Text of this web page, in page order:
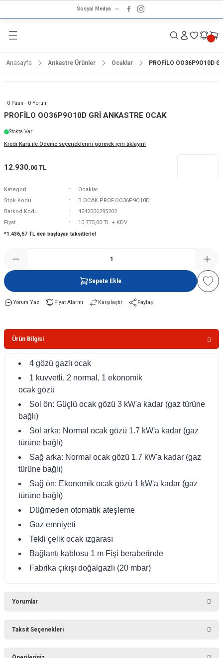
Sosyal Medya
Geri Dön
Geri Dön
Geri Dön
Ürünleri
Geri Dön
& Ses Sistemleri
Geri Dön
Geri Dön
Geri Dön
Anasayfa Ankastre Ürünler Ocaklar PROFİLO OO36P9O10D
0 Puan - 0 Yorum
PROFİLO OO36P9O10D GRİ ANKASTRE OCAK
Stokta Var
Kredi Kartı ile Ödeme seçeneklerini görmek için tıklayın!
12.930,00 TL
Kategori
Ocaklar
Stok Kodu
B.OCAK.PROF.OO36P9O10D
Barkod Kodu
4242006295202
Fiyat
10.775,00 TL + KDV
*1.436,67 TL den başlayan taksitlerle!
Sepete Ekle
Yorum Yaz Fiyat Alarmı Karşılaştır Paylaş
Ürün Bilgisi
4 gözü gazlı ocak
1 kuvvetli, 2 normal, 1 ekonomik
ocak gözü
Sol ön: Güçlü ocak gözü 3 kW'a kadar (gaz türüne
bağlı)
Sol arka: Normal ocak gözü 1.7 kW'a kadar (gaz
türüne bağlı)
Sağ arka: Normal ocak gözü 1.7 kW'a kadar (gaz
türüne bağlı)
Sağ ön: Ekonomik ocak gözü 1 kW'a kadar (gaz
türüne bağlı)
Düğmeden otomatik ateşleme
Gaz emniyeti
Tekli çelik ocak ızgarası
Bağlantı kablosu 1 m Fişi beraberinde
Fabrika çıkışı doğalgazlı (20 mbar)
Yorumlar
Taksit Seçenekleri